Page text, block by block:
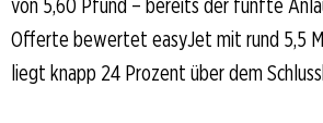
von 5,60 Pfund – bereits der fünfte
Offerte bewertet easyJet mit rund 5,5
liegt knapp 24 Prozent über dem